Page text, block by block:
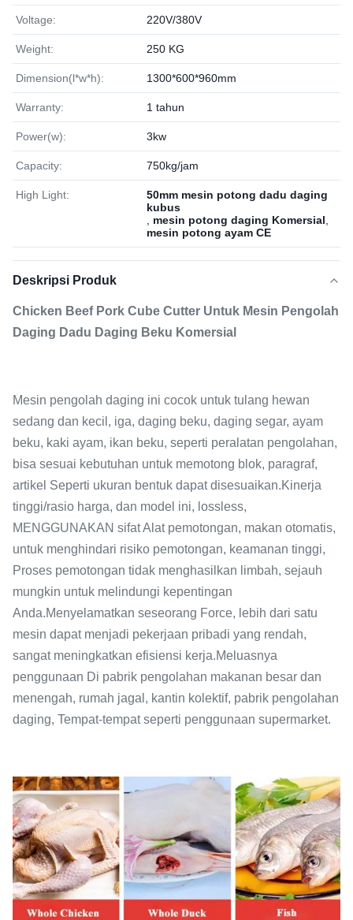
Voltage: 220V/380V
Weight: 250 KG
Dimension(l*w*h): 1300*600*960mm
Warranty: 1 tahun
Power(w): 3kw
Capacity: 750kg/jam
High Light:
50mm mesin potong dadu daging
kubus
mesin potong daging Komersial
mesin potong ayam CE
Deskripsi Produk
Chicken Beef Pork Cube Cutter Untuk Mesin Pengolah
Daging Dadu Daging Beku Komersial
Mesin pengolah daging ini cocok untuk tulang hewan
sedang dan kecil, iga, daging beku, daging segar, ayam
beku, kaki ayam, ikan beku, seperti peralatan pengolahan,
bisa sesuai kebutuhan untuk memotong blok, paragraf,
artikel Seperti ukuran bentuk dapat disesuaikan.Kinerja
tinggi/rasio harga, dan model ini, lossless,
MENGGUNAKAN sifat Alat pemotongan, makan otomatis,
untuk menghindari risiko pemotongan, keamanan tinggi,
Proses pemotongan tidak menghasilkan limbah, sejauh
mungkin untuk melindungi kepentingan
Anda.Menyelamatkan seseorang Force, lebih dari satu
mesin dapat menjadi pekerjaan pribadi yang rendah,
sangat meningkatkan efisiensi kerja.Meluasnya
penggunaan Di pabrik pengolahan makanan besar dan
menengah, rumah jagal, kantin kolektif, pabrik pengolahan
daging, Tempat-tempat seperti penggunaan supermarket.